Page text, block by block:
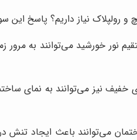
رولپلاک نیاز داریم؟ پاسخ این
نور خورشید می‌توانند به
نیز می‌توانند به نمای
می‌توانند باعث ایجاد تنش